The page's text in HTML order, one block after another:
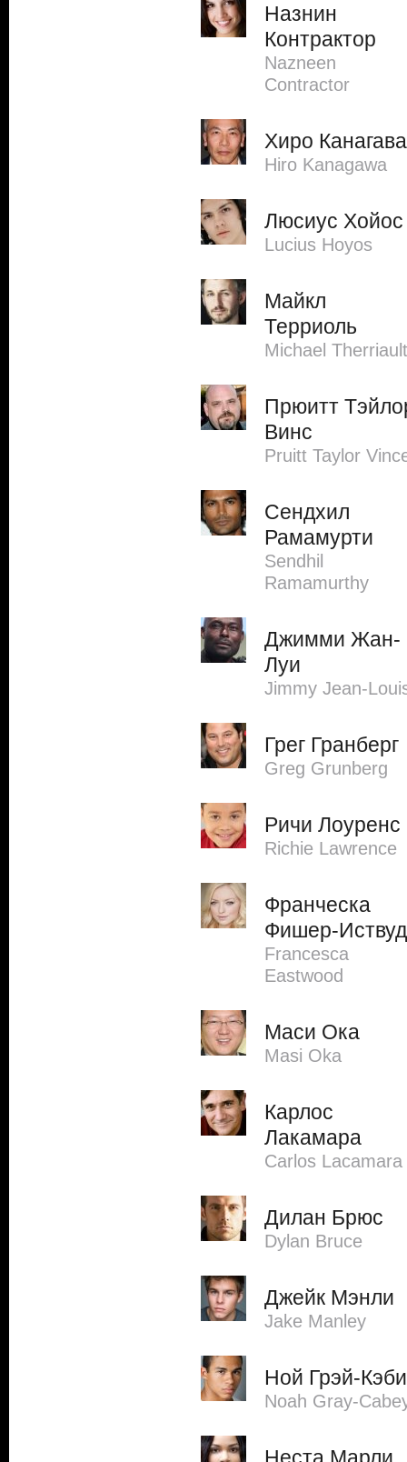
Назнин
Контрактор
Nazneen
Contractor
Хиро Канагава
Hiro Kanagawa
Люсиус Хойос
Lucius Hoyos
Майкл
Терриоль
Michael Therriault
Прюитт
Винс
Pruitt Taylor
Сендхил
Рамамурти
Sendhil
Ramamurthy
Джимми Жан-
Луи
Jimmy Jean-
Грег Гранберг
Greg Grunberg
Ричи Лоуренс
Richie Lawrence
Франческа
Фишер-Иствуд
Francesca
Eastwood
Маси Ока
Masi Oka
Карлос
Лакамара
Carlos Lacamara
Дилан Брюс
Dylan Bruce
Джейк Мэнли
Jake Manley
Ной Грэй-Кэби
Noah Gray-